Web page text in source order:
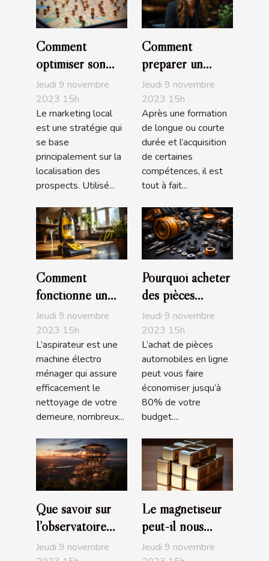
Comment
optimiser son
marketing local ?
Jeudi 9 novembre
2023 15h
Le marketing local
est une stratégie qui
se base
principalement sur la
localisation des
prospects. Utilisé...
Comment
préparer un
entretien
d’embauche ?
Jeudi 9 novembre
2023 15h
Après une formation
de longue ou courte
durée et l’acquisition
de certaines
compétences, il est
tout à fait...
Comment
fonctionne un
aspirateur ?
Jeudi 9 novembre
2023 15h
L’aspirateur est une
machine électro
ménager qui assure
efficacement le
nettoyage de votre
demeure, nombreux...
Pourquoi acheter
des pièces
automobiles en
ligne ?
Jeudi 9 novembre
2023 15h
L’achat de pièces
automobiles en ligne
peut vous faire
économiser jusqu’à
80% de votre
budget....
Que savoir sur
l’observatoire
The Edge de
Jeudi 9 novembre
Le magnétiseur
peut-il nous
soigner de nos
Jeudi 9 novembre